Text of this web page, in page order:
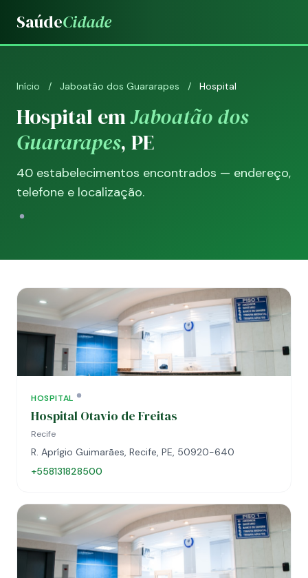
SaúdeCidade
Início / Jaboatão dos Guararapes / Hospital
Hospital emJaboatão dos
Guararapes, PE
40 estabelecimentos encontrados — endereço,
telefone e localização.
HOSPITAL
Hospital Otavio de Freitas
Recife
R. Aprígio Guimarães, Recife, PE, 50920-640
+558131828500